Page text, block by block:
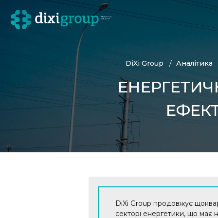
DiXi Group Аналітика
DiXi Group продовжує
секторі енергетики, що має